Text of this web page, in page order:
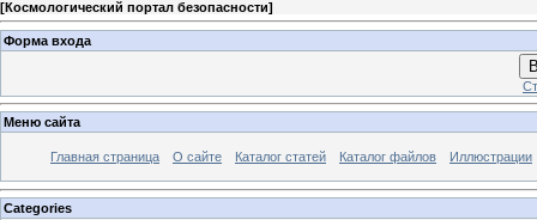
[Космологический портал безопасности]
Форма входа
Меню сайта
Главная страница О сайте Каталог статей Каталог файлов Иллюстрации
Categories